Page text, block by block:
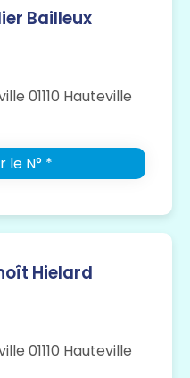
Bailleux
01110 Hauteville
N° *
Hielard
01110 Hauteville